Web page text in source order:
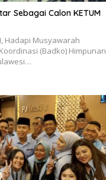
Sebagai Calon KETUM
Hadapi Musyawarah
(Badko) Himpunan